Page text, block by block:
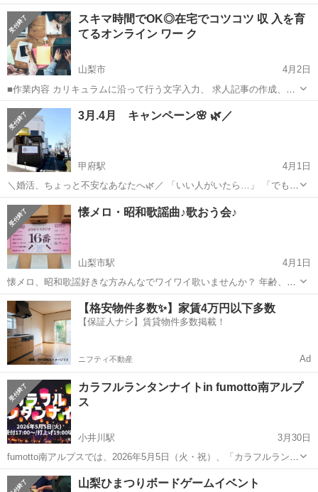
婚の本質とは？ あなたの幸せは何なのか？ 勇気を出してご参加下さっ
た皆様の幸せを、 心から応援しております。 ★モヤモヤ、クヨクヨ...
山梨 甲府市 その他
スキマ時間でOK◎在宅でコツコツ 収 入を育
てるオンライン ワー ク
山梨市
4月2日
■作業内容 カリキュラムに沿って行う文字入力、 求人記事の作成、お
問い合わせ対応、 SNS運営などを担当していただきます。 ・未経験の
方でも安心して始められます ・作業量に応じて報 酬アップが見込めま
す ...
山梨 山梨市 その他
3月.4月 キャンペーン🌸 🌿／
甲府駅
4月1日
＼婚活、ちょっと不安なあなたへ🌿／ 「いい人がいたら…」 「でも何
から始めたらいいのかわからない」 そんな女性のための特別企画です
✨ 🌸3月・4月限定🌸 ・入会金【無料】 ・登録料【半額】 ・月会費
【入会月分は無料】 ・...
山梨 甲府市 その他 無料
懐メロ・昭和歌謡曲♪歌おう会♪
山梨市駅
4月1日
懐メロ、昭和歌謡好きな方みんなでワイワイ歌いませんか？ 年齢、性
別問いません！！ 店内広いので沢山のご参加お待ちしております(*^^*)
参加希望の方はメッセージくれると助かります🍀 勿論、飛び入り参加
も可✨️ 4月14...
山梨 山梨市 山梨市駅 その他 歌謡曲
【格安物件多数✨】家賃4万円以下多数
【保証人ナシ】賃貸物件多数掲載！
ニフティ不動産 Ad
カラフルランタンナイトin fumotto南アルプ
ス
小井川駅
3月30日
fumotto南アルプスでは、2026年5月5日（火・祝）、「カラフルランタ
ンナイト」を開催いたします。受付は17時より、ランタン打ち上げは
19時開始。ゴールデンウィークの夜、約100基の色とりどりのスカイラ
山梨 南アルプス市 小井川駅 その他 ランタン
山梨ひまつりボードゲームイベント